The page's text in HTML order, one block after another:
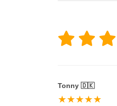
Tonny 🇩🇰
★★★★★